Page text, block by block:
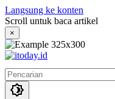
Langsung ke konten
Scroll untuk baca artikel
×